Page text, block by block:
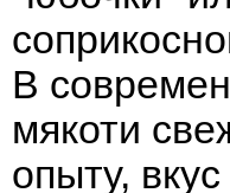
В
мякоти
опыту,